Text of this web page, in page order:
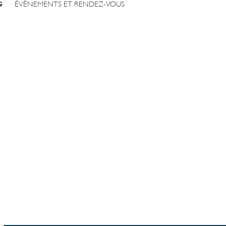
ÉVÈNEMENTS ET RENDEZ-VOUS